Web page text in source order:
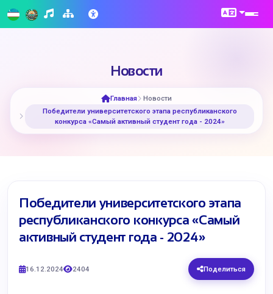
Новости
Главная
Новости
Победители университетского этапа республиканского
конкурса «Самый активный студент года - 2024»
Победители университетского этапа
республиканского конкурса «Самый
активный студент года - 2024»
16.12.2024 2404 Поделиться